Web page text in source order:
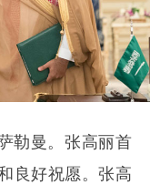
勒曼。张高丽首
良好祝愿。张高